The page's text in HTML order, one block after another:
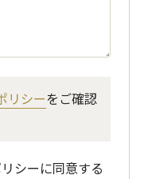
リシーをご確認
シーに同意する